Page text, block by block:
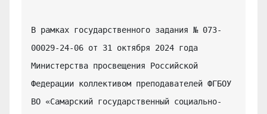
В рамках государственного задания № 073-
00029-24-06 от 31 октября 2024 года
Министерства просвещения Российской
Федерации коллективом преподавателей ФГБОУ
ВО «Самарский государственный социально-